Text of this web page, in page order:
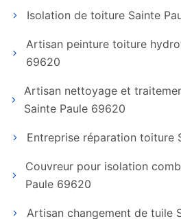
Isolation de toiture Sainte
Artisan peinture toiture
69620
Artisan nettoyage et
Sainte Paule 69620
Entreprise réparation toiture
Couvreur pour isolation
Paule 69620
Artisan changement de tuile